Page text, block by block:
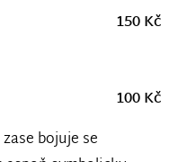
150 Kč
100 Kč
bojuje se